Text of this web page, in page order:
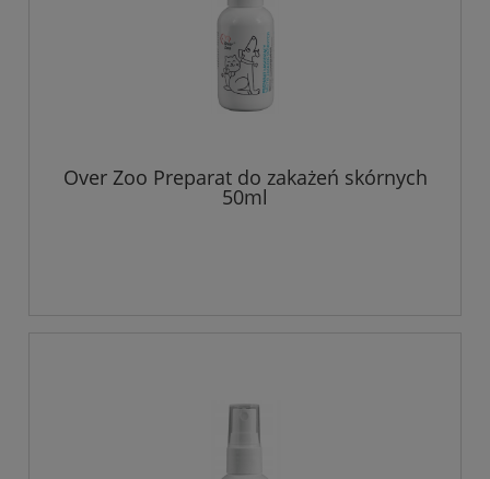
Over Zoo Preparat do zakażeń skórnych
50ml